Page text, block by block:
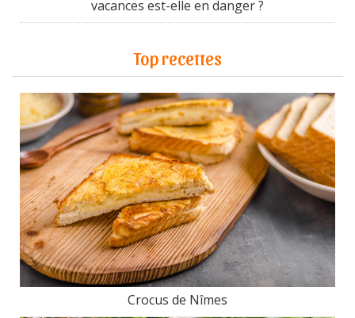
vacances est-elle en danger ?
Top recettes
Crocus de Nîmes